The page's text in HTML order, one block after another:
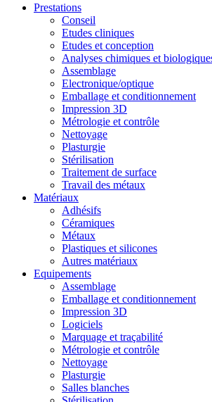
Prestations
Conseil
Etudes cliniques
Etudes et conception
Analyses chimiques et
Assemblage
Electronique/optique
Emballage et conditionnement
Impression 3D
Métrologie et contrôle
Nettoyage
Plasturgie
Stérilisation
Traitement de surface
Travail des métaux
Matériaux
Adhésifs
Céramiques
Métaux
Plastiques et silicones
Autres matériaux
Equipements
Assemblage
Emballage et conditionnement
Impression 3D
Logiciels
Marquage et traçabilité
Métrologie et contrôle
Nettoyage
Plasturgie
Salles blanches